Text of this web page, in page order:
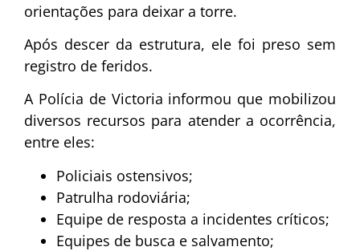
orientações para deixar a torre.
Após descer da estrutura, ele foi preso sem
registro de feridos.
A Polícia de Victoria informou que mobilizou
diversos recursos para atender a ocorrência,
entre eles:
Policiais ostensivos;
Patrulha rodoviária;
Equipe de resposta a incidentes críticos;
Equipes de busca e salvamento;